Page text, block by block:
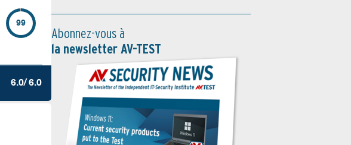
99
6.0/ 6.0
Abonnez-vous à
la newsletter AV-TEST